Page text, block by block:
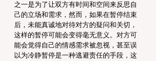
之一是为了让双方有时间和空间来反思自
己的立场和需求，然而，如果在暂停结束
后，未能真诚地对待对方的疑问和关切，
这样的暂停可能会变得毫无意义。对方可
能会觉得自己的情感需求被忽视，甚至误
以为冷静暂停是一种逃避责任的手段，这